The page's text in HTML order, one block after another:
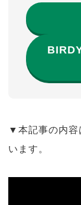
▼本記事の内容
います。